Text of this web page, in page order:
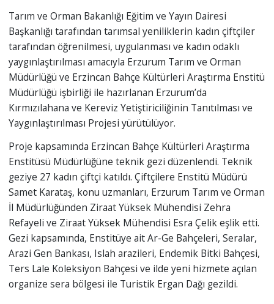
Tarım ve Orman Bakanlığı Eğitim ve Yayın Dairesi
Başkanlığı tarafından tarımsal yeniliklerin kadın çiftçiler
tarafından öğrenilmesi, uygulanması ve kadın odaklı
yaygınlaştırılması amacıyla Erzurum Tarım ve Orman
Müdürlüğü ve Erzincan Bahçe Kültürleri Araştırma Enstitü
Müdürlüğü işbirliği ile hazırlanan Erzurum’da
Kırmızılahana ve Kereviz Yetiştiriciliğinin Tanıtılması ve
Yaygınlaştırılması Projesi yürütülüyor.
Proje kapsamında Erzincan Bahçe Kültürleri Araştırma
Enstitüsü Müdürlüğüne teknik gezi düzenlendi. Teknik
geziye 27 kadın çiftçi katıldı. Çiftçilere Enstitü Müdürü
Samet Karataş, konu uzmanları, Erzurum Tarım ve Orman
İl Müdürlüğünden Ziraat Yüksek Mühendisi Zehra
Refayeli ve Ziraat Yüksek Mühendisi Esra Çelik eşlik etti.
Gezi kapsamında, Enstitüye ait Ar-Ge Bahçeleri, Seralar,
Arazi Gen Bankası, Islah arazileri, Endemik Bitki Bahçesi,
Ters Lale Koleksiyon Bahçesi ve ilde yeni hizmete açılan
organize sera bölgesi ile Turistik Ergan Dağı gezildi.